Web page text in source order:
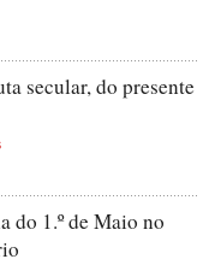
secular, do presente
do 1.º de Maio no